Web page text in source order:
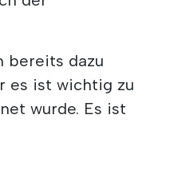
bereits dazu
es ist wichtig zu
wurde. Es ist